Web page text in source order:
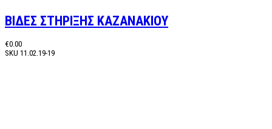
ΒΙΔΕΣ ΣΤΗΡΙΞΗΣ ΚΑΖΑΝΑΚΙΟΥ
€0.00
SKU 11.02.19-19